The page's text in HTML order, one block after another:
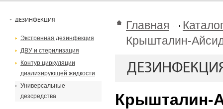
Главная
Крышталин-
Крышталин-
ДЕЗИНФЕКЦИЯ
Экстренная дезинфекция
ДВУ и стерилизация
Контур циркуляции
диализирующей жидкости
Универсальные
дезсредства